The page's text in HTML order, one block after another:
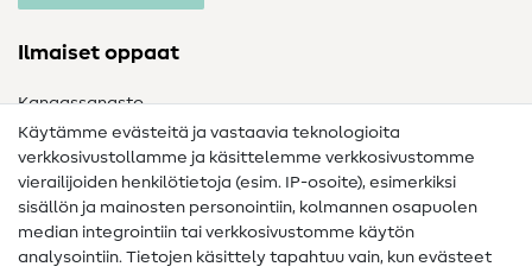
Ilmaiset oppaat
Kangassanasto
Ompelusanasto
Ompeluohjeet
Apua ja yhteystiedot
Käytämme evästeitä ja vastaavia teknologioita
verkkosivustollamme ja käsittelemme verkkosivustomme
vierailijoiden henkilötietoja (esim. IP-osoite), esimerkiksi
sisällön ja mainosten personointiin, kolmannen osapuolen
median integrointiin tai verkkosivustomme käytön
analysointiin. Tietojen käsittely tapahtuu vain, kun evästeet